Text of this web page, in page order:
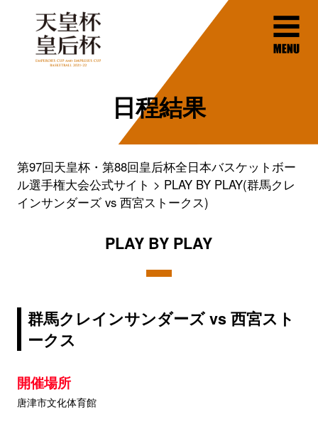
日程結果
第97回天皇杯・第88回皇后杯全日本バスケットボー
ル選手権大会公式サイト
PLAY BY PLAY(群馬クレ
インサンダーズ vs 西宮ストークス)
PLAY BY PLAY
群馬クレインサンダーズ vs 西宮スト
ークス
開催場所
唐津市文化体育館